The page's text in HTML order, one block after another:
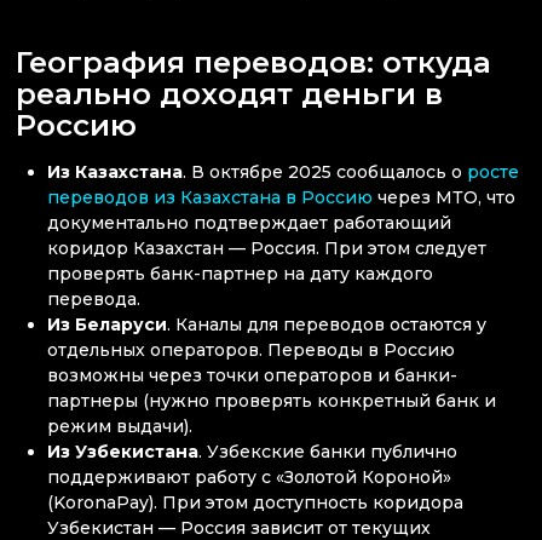
География переводов: откуда
реально доходят деньги в
Россию
Из Казахстана. В октябре 2025 сообщалось о росте
переводов из Казахстана в Россию через МТО, что
документально подтверждает работающий
коридор Казахстан — Россия. При этом следует
проверять банк-партнер на дату каждого
перевода.
Из Беларуси. Каналы для переводов остаются у
отдельных операторов. Переводы в Россию
возможны через точки операторов и банки-
партнеры (нужно проверять конкретный банк и
режим выдачи).
Из Узбекистана. Узбекские банки публично
поддерживают работу с «Золотой Короной»
(KoronaPay). При этом доступность коридора
Узбекистан — Россия зависит от текущих